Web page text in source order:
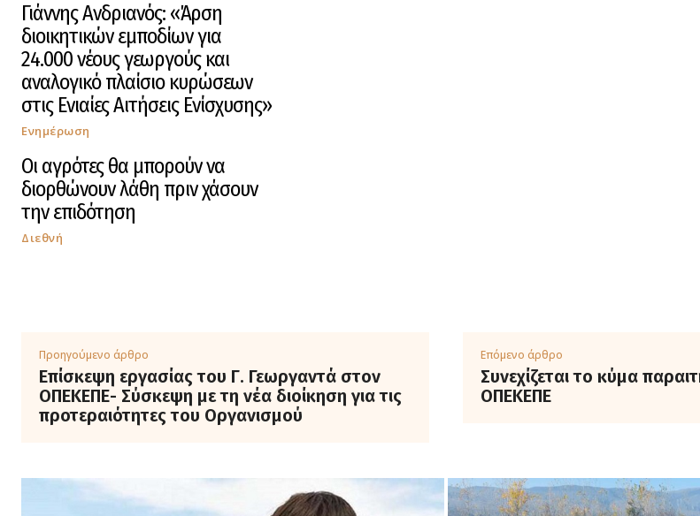
Γιάννης Ανδριανός: «Άρση
διοικητικών εμποδίων για
24.000 νέους γεωργούς και
αναλογικό πλαίσιο κυρώσεων
στις Ενιαίες Αιτήσεις Ενίσχυσης»
Ενημέρωση
Οι αγρότες θα μπορούν να
διορθώνουν λάθη πριν χάσουν
την επιδότηση
Διεθνή
Προηγούμενο άρθρο
Επίσκεψη εργασίας του Γ. Γεωργαντά στον
ΟΠΕΚΕΠΕ- Σύσκεψη με τη νέα διοίκηση για τις
προτεραιότητες του Οργανισμού
Επόμενο άρθρο
Συνεχίζεται το κύμα
ΟΠΕΚΕΠΕ